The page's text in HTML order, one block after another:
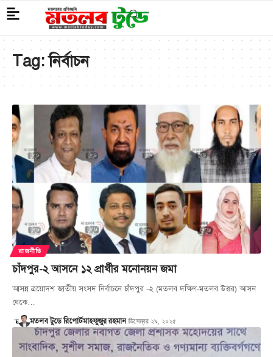
Tag:নির্বাচন
রাজনীতি
চাঁদপুর-২ আসনে ১২ প্রার্থীর মনোনয়ন জমা
আসন্ন ত্রয়োদশ জাতীয় সংসদ নির্বাচনে চাঁদপুর -২ (মতলব দক্ষিণ-মতলব উত্তর) আসন
থেকে…
মতলব টুডে রিপোর্টমাহফুজুর রহমান ডিসেম্বর ২৯, ২০২৫